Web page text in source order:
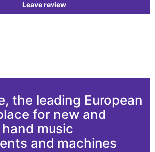
Leave review
the leading European
for new and
music
and machines